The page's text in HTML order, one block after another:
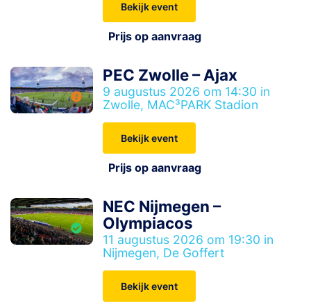
Bekijk event
Prijs op aanvraag
PEC Zwolle – Ajax
9 augustus 2026 om 14:30 in
Zwolle, MAC³PARK Stadion
Bekijk event
Prijs op aanvraag
NEC Nijmegen –
Olympiacos
11 augustus 2026 om 19:30 in
Nijmegen, De Goffert
Bekijk event